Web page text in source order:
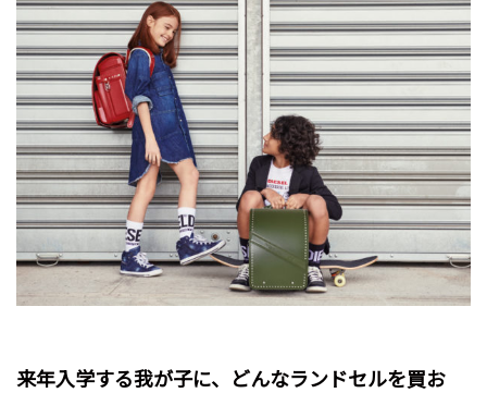
来年入学する我が子に、どんなランドセルを買お